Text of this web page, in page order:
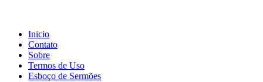
Inicio
Contato
Sobre
Termos de Uso
Esboço de Sermões